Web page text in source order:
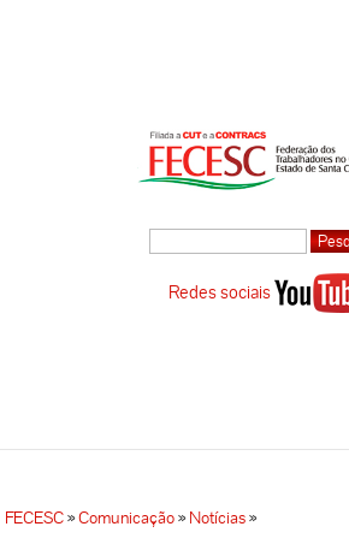
Redes sociais
FECESC»Comunicação»Notícias»